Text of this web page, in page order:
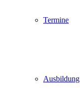
Termine
Ausbildung